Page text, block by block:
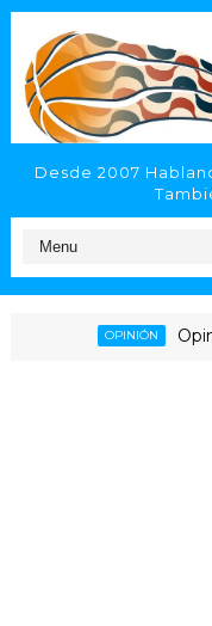
Desde 2007
Opinando